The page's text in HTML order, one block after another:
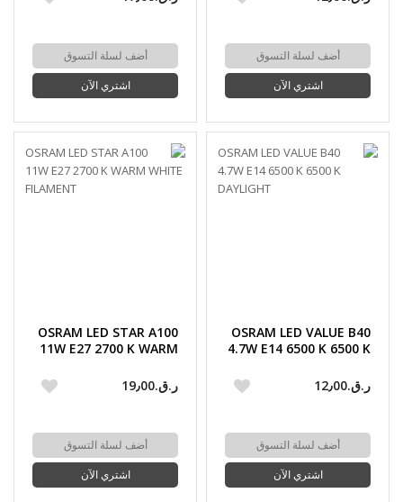
أضف لسلة التسوق
اشتري الآن
أضف لسلة التسوق
اشتري الآن
OSRAM LED VALUE B40
4.7W E14 6500 K 6500 K
ر.ق.‏12٫00
أضف لسلة التسوق
اشتري الآن
OSRAM LED STAR A100
11W E27 2700 K WARM
ر.ق.‏19٫00
أضف لسلة التسوق
اشتري الآن